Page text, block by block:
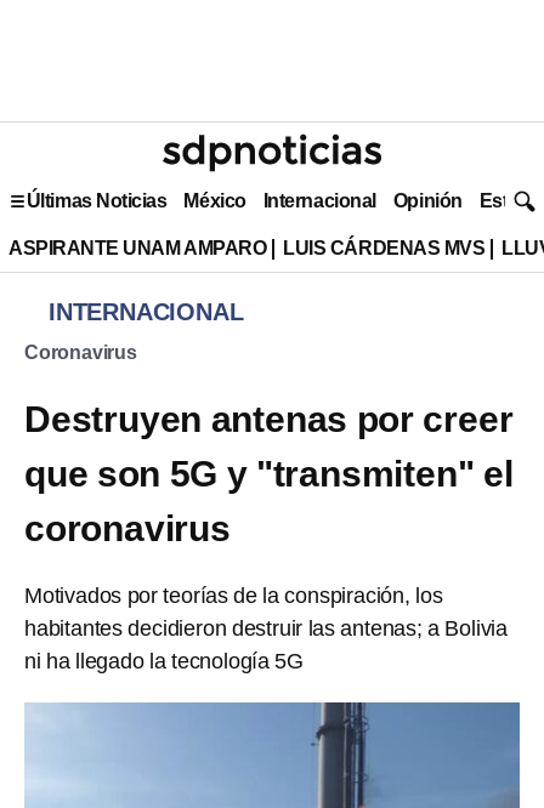
Últimas Noticias México Internacional Opinión Estilo
ASPIRANTE UNAM AMPARO LUIS CÁRDENAS MVS
INTERNACIONAL
Coronavirus
Destruyen antenas por creer
que son 5G y "transmiten" el
coronavirus
Motivados por teorías de la conspiración, los
habitantes decidieron destruir las antenas; a Bolivia
ni ha llegado la tecnología 5G